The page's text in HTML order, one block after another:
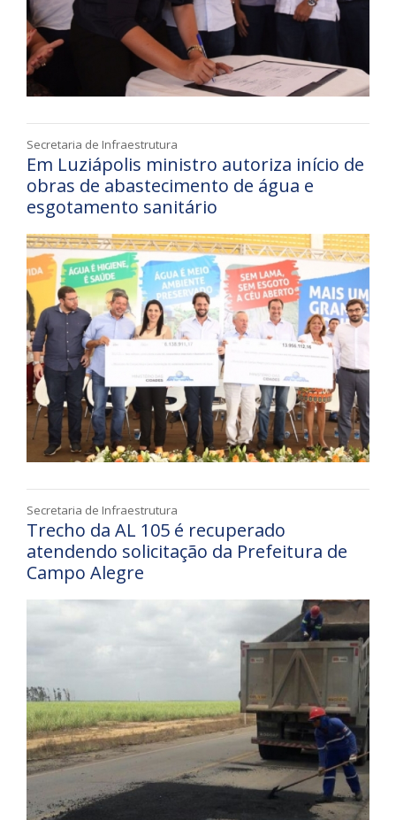
Secretaria de Infraestrutura
Em Luziápolis ministro autoriza início de
obras de abastecimento de água e
esgotamento sanitário
Secretaria de Infraestrutura
Trecho da AL 105 é recuperado
atendendo solicitação da Prefeitura de
Campo Alegre